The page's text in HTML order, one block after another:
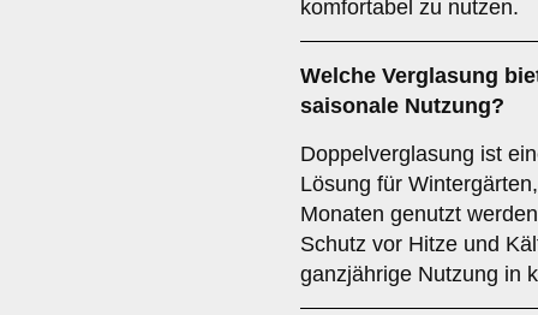
komfortabel zu nutzen.
Welche Verglasung
saisonale Nutzung?
Doppelverglasung ist
Lösung für
Monaten genutzt
Schutz vor Hitze und
ganzjährige Nutzung in